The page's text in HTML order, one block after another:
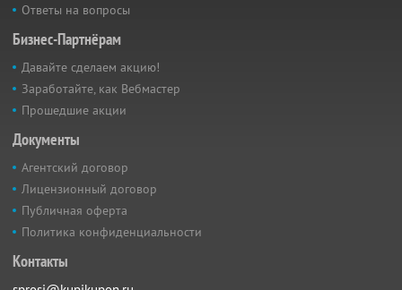
Ответы на вопросы
Бизнес-Партнёрам
Давайте сделаем акцию!
Заработайте, как Вебмастер
Прошедшие акции
Документы
Агентский договор
Лицензионный договор
Публичная оферта
Политика конфиденциальности
Контакты